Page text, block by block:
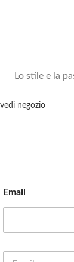
Lo stile e la
vedi negozio
Email